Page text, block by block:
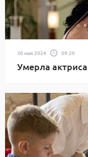
30 мая 2024 09:20
Умерла